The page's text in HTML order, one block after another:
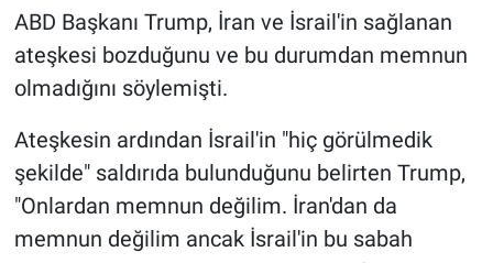
ABD Başkanı Trump, İran ve İsrail'in sağlanan
ateşkesi bozduğunu ve bu durumdan memnun
olmadığını söylemişti.
Ateşkesin ardından İsrail'in "hiç görülmedik
şekilde" saldırıda bulunduğunu belirten Trump,
"Onlardan memnun değilim. İran'dan da
memnun değilim ancak İsrail'in bu sabah